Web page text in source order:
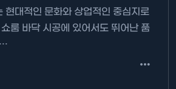
현대적인 문화와 상업적인 중심지로
룸 바닥 시공에 있어서도 뛰어난 품
…